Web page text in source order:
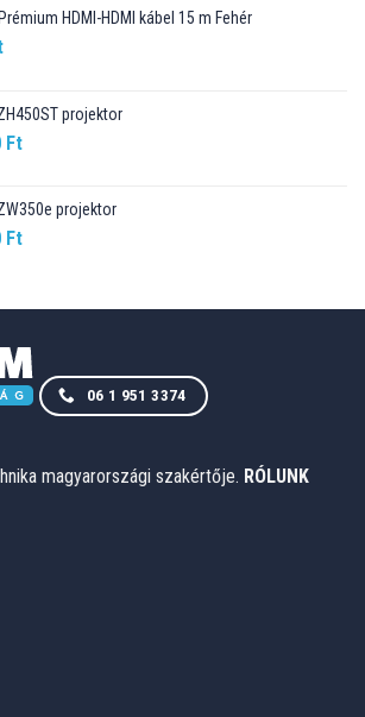
HDMI-HDMI kábel 15 m Fehér
projektor
Ft
projektor
Ft
06 1 951 3374
magyarországi szakértője. RÓLUNK